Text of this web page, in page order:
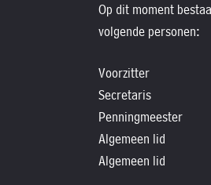
Op dit moment
volgende personen:
Voorzitter
Secretaris
Penningmeester
Algemeen lid
Algemeen lid